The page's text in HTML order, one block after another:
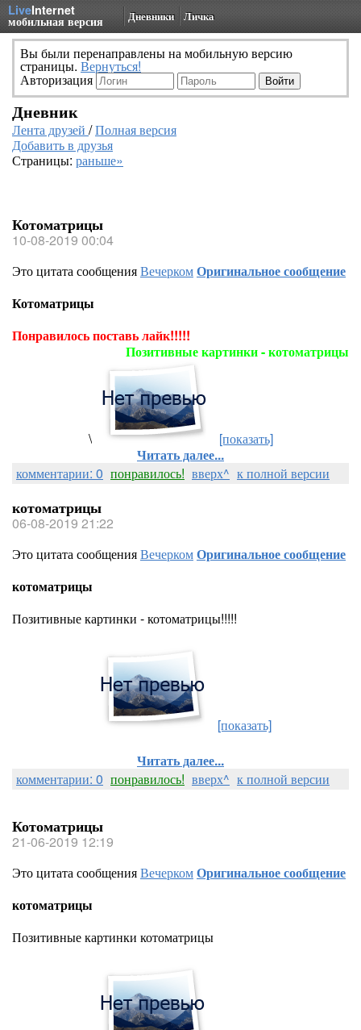
LiveInternet
мобильная версия Дневники Личка
Вы были перенаправлены на мобильную версию
страницы. Вернуться!
Авторизация
Дневник
Лента друзей /Полная версия
Добавить в друзья
Страницы: раньше»
Котоматрицы
10-08-2019 00:04
Это цитата сообщенияВечеркомОригинальное сообщение
Котоматрицы
Понравилось поставь лайк!!!!!
Позитивные картинки - котоматрицы
\
[показать]
Читать далее...
комментарии: 0 понравилось! вверх^ к полной версии
котоматрицы
06-08-2019 21:22
Это цитата сообщенияВечеркомОригинальное сообщение
котоматрицы
Позитивные картинки - котоматрицы!!!!!
[показать]
Читать далее...
комментарии: 0 понравилось! вверх^ к полной версии
Котоматрицы
21-06-2019 12:19
Это цитата сообщенияВечеркомОригинальное сообщение
котоматрицы
Позитивные картинки котоматрицы